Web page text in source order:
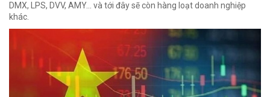
DMX, LPS, DVV, AMY... và tới đây sẽ còn hàng loạt doanh nghiệp
khác.